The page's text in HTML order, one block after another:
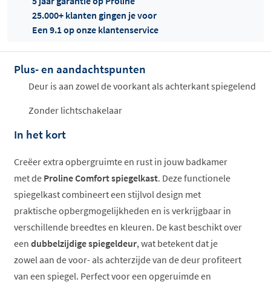
Offertes
ophalen...
25.000+ klanten gingen je voor
Een 9.1 op onze klantenservice
Plus- en aandachtspunten
Deur is aan zowel de voorkant als achterkant spiegelend
Zonder lichtschakelaar
In het kort
Creëer extra opbergruimte en rust in jouw badkamer
met de Proline Comfort spiegelkast. Deze functionele
spiegelkast combineert een stijlvol design met
praktische opbergmogelijkheden en is verkrijgbaar in
verschillende breedtes en kleuren. De kast beschikt over
een dubbelzijdige spiegeldeur, wat betekent dat je
zowel aan de voor- als achterzijde van de deur profiteert
van een spiegel. Perfect voor een opgeruimde en